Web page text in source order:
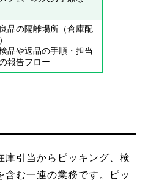
良品の隔離場所（倉庫配
品や返品の手順・担当
報告フロー
庫引当からピッキング、検
含む一連の業務です。ピッ